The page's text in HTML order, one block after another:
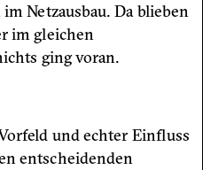
Netzausbau. Da blieben
im gleichen
ging voran.
und echter Einfluss
entscheidenden